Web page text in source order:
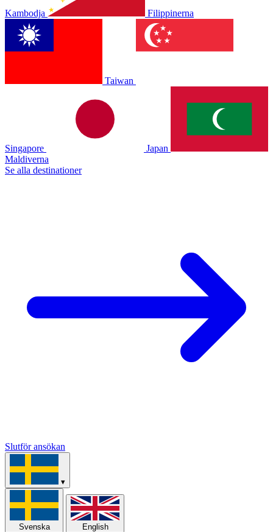
Kambodja Filippinerna
Taiwan
Singapore
Japan
Maldiverna
Se alla destinationer
Slutför ansökan
▾
Svenska English